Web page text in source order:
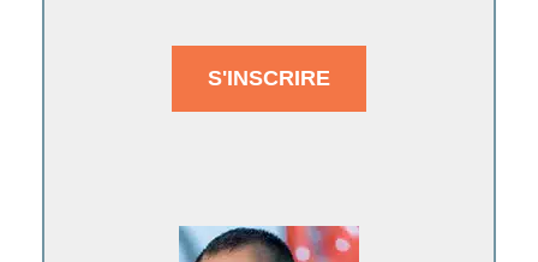
S'INSCRIRE